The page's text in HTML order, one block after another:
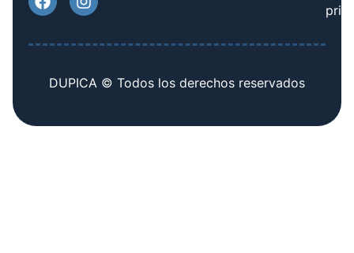
DUPICA © Todos los derechos reservados